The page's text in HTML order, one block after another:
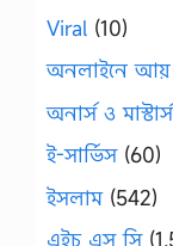
Viral (10)
অনলাইনে আয়
অনার্স ও মাস্টার্স
ই-সার্ভিস(60)
ইসলাম(542)
এইচ এস সি